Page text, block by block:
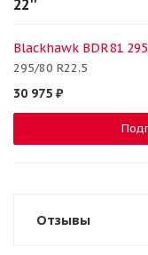
22''
Blackhawk BDR81
295/80 R22.5
30 975 ₽
Отзывы